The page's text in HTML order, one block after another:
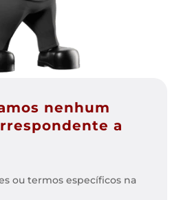
nenhum
a
ou termos específicos na